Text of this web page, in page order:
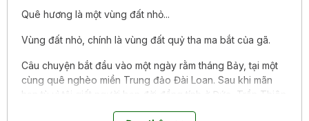
Quê hương là một vùng đất nhỏ...
Vùng đất nhỏ, chính là vùng đất quỷ tha ma bắt của gã.
Câu chuyện bắt đầu vào một ngày rằm tháng Bảy, tại một
cùng quê nghèo miền Trung đảo Đài Loan. Sau khi mãn
hạn tù vì tội giết người bạn đời đồng tính ở Đức, Trần Thiên
Hoành trở về quê cũ. Cha mẹ chị cả chị hai chị ba chị tư chị